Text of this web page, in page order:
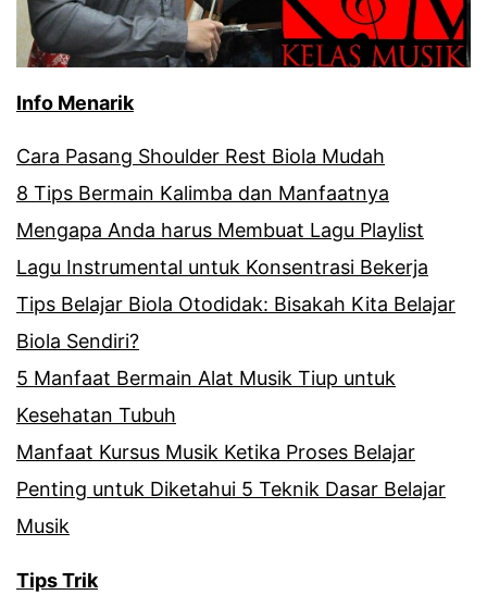
Info Menarik
Cara Pasang Shoulder Rest Biola Mudah
8 Tips Bermain Kalimba dan Manfaatnya
Mengapa Anda harus Membuat Lagu Playlist
Lagu Instrumental untuk Konsentrasi Bekerja
Tips Belajar Biola Otodidak: Bisakah Kita Belajar
Biola Sendiri?
5 Manfaat Bermain Alat Musik Tiup untuk
Kesehatan Tubuh
Manfaat Kursus Musik Ketika Proses Belajar
Penting untuk Diketahui 5 Teknik Dasar Belajar
Musik
Tips Trik